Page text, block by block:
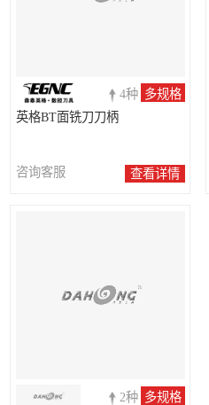
4种 多规格
英格BT面铣刀刀柄
咨询客服 查看详情
2种 多规格